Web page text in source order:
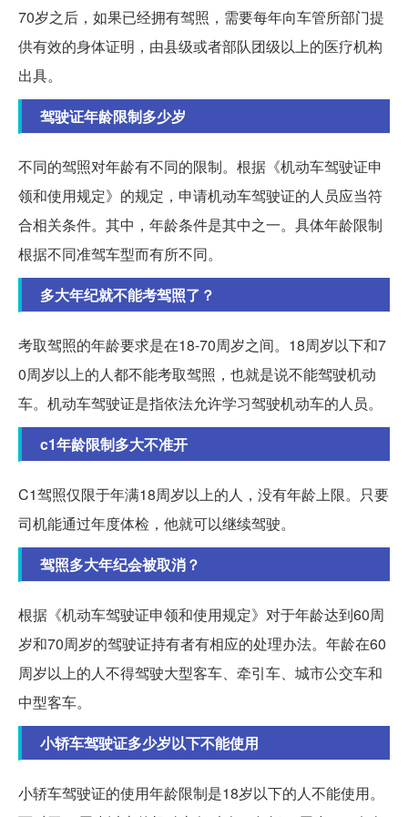
70岁之后，如果已经拥有驾照，需要每年向车管所部门提
供有效的身体证明，由县级或者部队团级以上的医疗机构
出具。
驾驶证年龄限制多少岁
不同的驾照对年龄有不同的限制。根据《机动车驾驶证申
领和使用规定》的规定，申请机动车驾驶证的人员应当符
合相关条件。其中，年龄条件是其中之一。具体年龄限制
根据不同准驾车型而有所不同。
多大年纪就不能考驾照了？
考取驾照的年龄要求是在18-70周岁之间。18周岁以下和7
0周岁以上的人都不能考取驾照，也就是说不能驾驶机动
车。机动车驾驶证是指依法允许学习驾驶机动车的人员。
c1年龄限制多大不准开
C1驾照仅限于年满18周岁以上的人，没有年龄上限。只要
司机能通过年度体检，他就可以继续驾驶。
驾照多大年纪会被取消？
根据《机动车驾驶证申领和使用规定》对于年龄达到60周
岁和70周岁的驾驶证持有者有相应的处理办法。年龄在60
周岁以上的人不得驾驶大型客车、牵引车、城市公交车和
中型客车。
小轿车驾驶证多少岁以下不能使用
小轿车驾驶证的使用年龄限制是18岁以下的人不能使用。